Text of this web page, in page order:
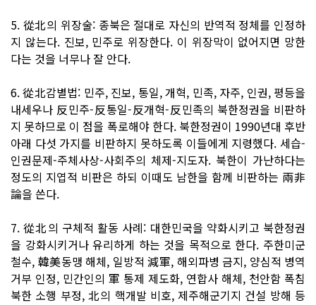
5. 從北의 위장술: 종북은 절대로 자신의 반역적 정체를 인정하
지 않는다. 진보, 민주로 위장한다. 이 위장막이 없어지면 망한
다는 것을 너무나 잘 안다.
6. 從北감별법: 민주, 진보, 통일, 개혁, 민족, 자주, 인권, 평등을
내세우나 反민주-反통일-反개혁-反민족의 북한정권을 비판하
지 못하므로 이 점을 폭로해야 한다. 북한정권이 1990년대 후반
아래 다섯 가지를 비판하지 못하도록 이들에게 지령했다. 세습-
인권문제-주체사상-사회주의 체제-지도자. 북한이 가난하다는
정도의 지엽적 비판은 하되 이때도 남한을 함께 비판하는 兩非
論을 쓴다.
7. 從北의 구체적 활동 사례: 대한민국을 약화시키고 북한정권
을 강화시키거나 유리하게 하는 것을 목적으로 한다. 주한미군
철수, 韓美동맹 해체, 일방적 減軍, 해외파병 금지, 양심적 병역
거부 인정, 민간인의 軍 통제 제도화, 연합사 해체, 천안함 폭침
북한 소행 부정, 北의 핵개발 비호, 제주해군기지 건설 방해 등